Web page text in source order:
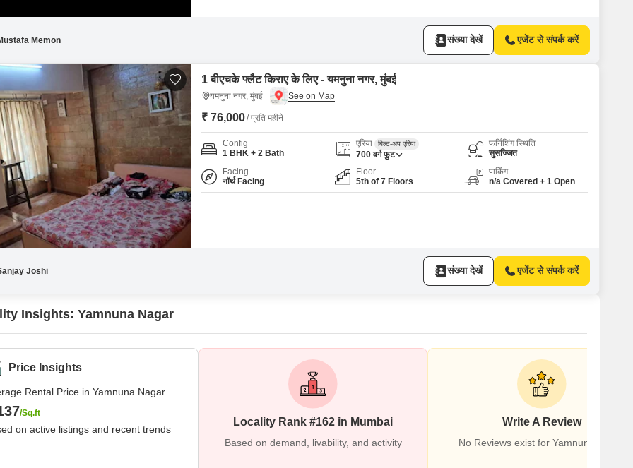
Memon संख्या देखें एजेंट से संपर्क करें
1 बीएचके फ्लैट किराए के लिए - यमनुना नगर, मुंबई
यमनुना नगर, मुंबई
₹ 76,000/ प्रति महीने
Config
1 BHK + 2 Bath
एरिया बिल्ट-अप एरिया
700 वर्ग फुट
फर्निशिंग स्थिति
सुसज्जित
Facing
नॉर्थ Facing
Floor
5th of 7 Floors
पार्किंग
n/a Covered + 1 Open
Joshi संख्या देखें एजेंट से संपर्क करें
Insights: Yamnuna Nagar
Price Insights
Rental Price in Yamnuna Nagar
/Sq.ft
on active listings and recent trends
Locality Rank #162 in Mumbai
Based on demand, livability, and activity
Write A Review
No Reviews exist for Yamnuna Nagar